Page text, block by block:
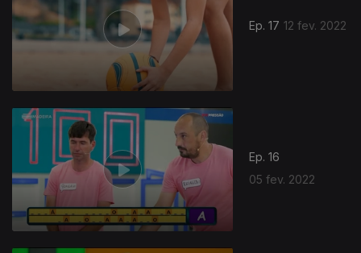
Ep. 17 12 fev. 2022
Ep. 16
05 fev. 2022